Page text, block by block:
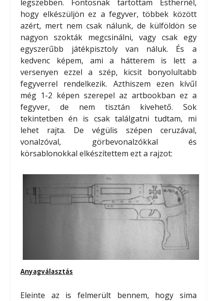
legszebben. Fontosnak tartottam Esthernél,
hogy elkészüljön ez a fegyver, többek között
azért, mert nem csak nálunk, de külföldön se
nagyon szokták megcsinálni, vagy csak egy
egyszerűbb játékpisztoly van náluk. És a
kedvenc képem, ami a hátterem is lett a
versenyen ezzel a szép, kicsit bonyolultabb
fegyverrel rendelkezik. Azthiszem ezen kívűl
még 1-2 képen szerepel az artbookban ez a
fegyver, de nem tisztán kivehető. Sok
tekintetben én is csak találgatni tudtam, mi
lehet rajta. De végülis szépen ceruzával,
vonalzóval, görbevonalzókkal és
körsablonokkal elkészítettem ezt a rajzot:
Anyagválasztás
Eleinte az is felmerült bennem, hogy sima